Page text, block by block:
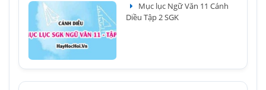
Mục lục Ngữ Văn 11 Cánh
Diều Tập 2 SGK